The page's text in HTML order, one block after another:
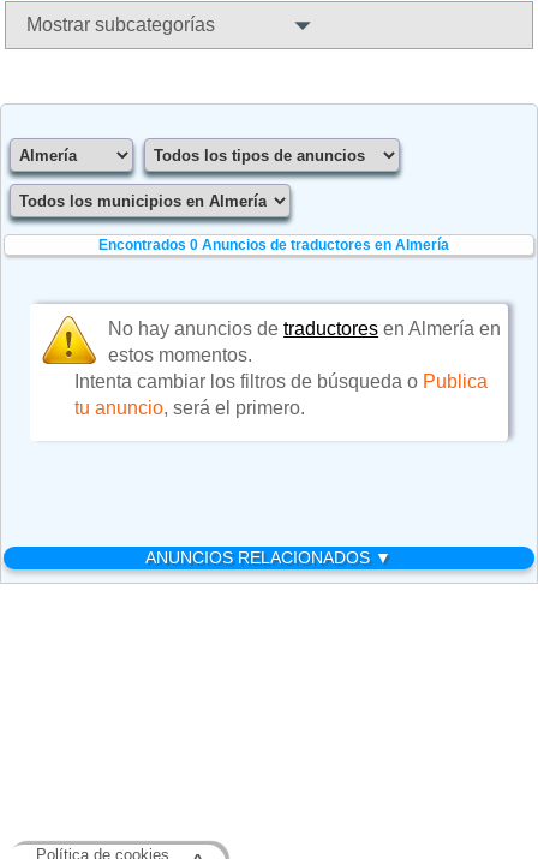
Mostrar subcategorías
Encontrados 0Anuncios de traductores en Almería
No hay anuncios detraductores en Almería en
estos momentos.
Intenta cambiar los filtros de búsqueda o Publica
tu anuncio, será el primero.
ANUNCIOS RELACIONADOS ▼
Política de cookies